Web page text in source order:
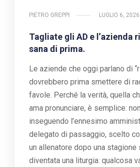
PIETRO GREPPI LUGLIO 6, 2026
Tagliate gli AD e l’azienda
sana di prima.
Le aziende che oggi parlano di
dovrebbero prima smettere di
favole. Perché la verità, quella
ama pronunciare, è semplice:
inseguendo l’ennesimo
delegato di passaggio, scelto
un allenatore dopo una stagione
diventata una liturgia: qualcosa